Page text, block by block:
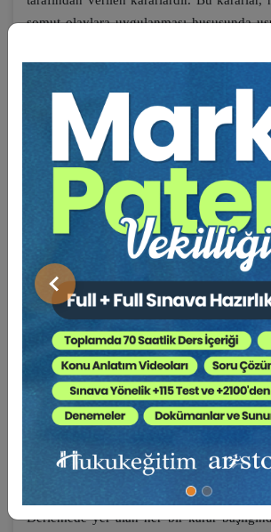
Önceki
somut olaylara uygulanması hususunda
ayrıntılı incelemeler içermesinin
içeriyor olması sebebiyle ayrıca
kararların ekseriyetle kesin
mahkemelerini bağlaması da
güçlendirmektedir. Bu nedenle her
uygulayıcıları için son derece yol
İşte elinizdeki çalışma da Hukuk Genel
bu özellikleri dikkate alınarak, hukuk
açacakları ve/veya yürütmekte
gösterici olabilmesi amacıyla hazırlanmıştır.
HGK Diyor Kiadı verilen bu seri, 2020-
şekilde, uygulamada en çok karşılaşılan,
ihtiyaç duyulan konu başlıkları tespit
başlığına hasredilerek derlenen
Derlenen kararların her birine bir
neye ilişkin olduğu hususu anahtar
suretiyle içindekilerde başlık olarak
içeriğinde ise her sayfanın üst başlığında
yer verilerek karar metnini bulmak
Derlemede yer alan her bir karar